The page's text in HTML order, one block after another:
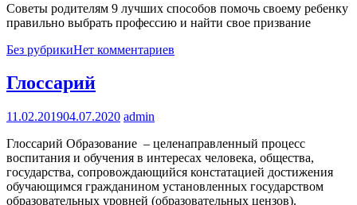
Советы родителям 9 лучших способов помочь своему ребенку
правильно выбрать профессию и найти свое призвание
Без рубрикиНет комментариев
Глоссарий
11.02.201904.07.2020 admin
Глоссарий Образование – целенаправленный процесс
воспитания и обучения в интересах человека, общества,
государства, сопровождающийся констатацией достижения
обучающимся гражданином установленных государством
образовательных уровней (образовательных цензов).